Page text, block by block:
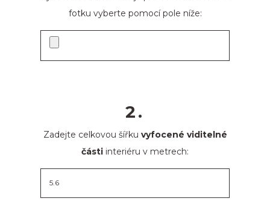
fotku vyberte pomocí pole níže:
2.
Zadejte celkovou šířku vyfocené viditelné
části interiéru v metrech: